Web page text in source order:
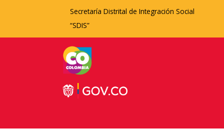
Secretaría Distrital de Integración Social
“SDIS”